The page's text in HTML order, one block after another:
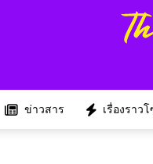
ข่าวสาร เรื่องราว